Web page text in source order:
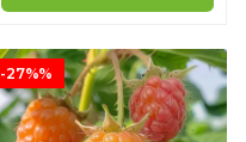
-27%%